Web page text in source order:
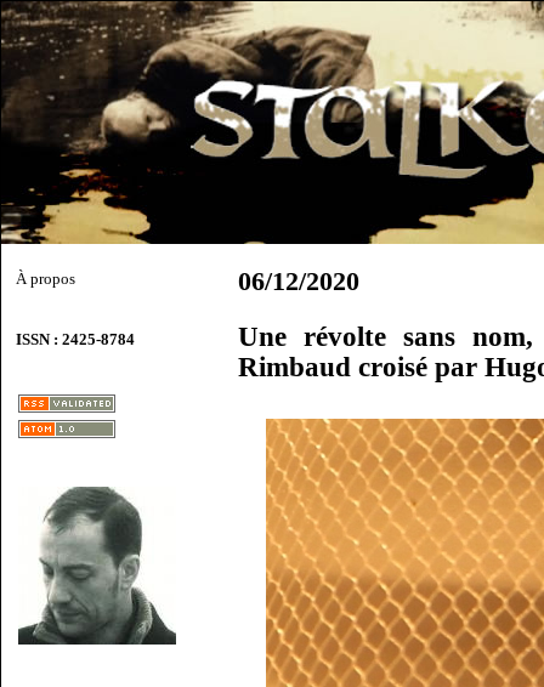
À propos
ISSN : 2425-8784
06/12/2020
Une révolte sans
Rimbaud croisé par